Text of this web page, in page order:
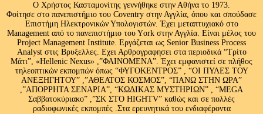
Ο Χρήστος Κασταμονίτης γεννήθηκε στην Αθήνα το 1973.
Φοίτησε στο πανεπιστήμιο του Coventry στην Αγγλία, όπου και σπούδασε
Επιστήμη Ηλεκτρονικών Υπολογιστών. Έχει μεταπτυχιακό στο
Management από το πανεπιστήμιο του Υork στην Αγγλία. Είναι μέλος του
Project Management Institute. Εργάζεται ως Senior Business Process
Analyst στις Βρυξελλες. Εχει Αρθρογραφησει στα περιοδικά “Τρίτο
Μάτι”, «Hellenic Nexus» ,”ΦΑΙΝΟΜΕΝΑ”. Έχει εμφανιστεί σε πλήθος
τηλεοπτικών εκπομπών όπως “ΦΥΓΟΚΕΝΤΡΟΣ” , “ΟΙ ΠΥΛΕΣ ΤΟΥ
ΑΝΕΞΗΓΗΤΟΥ” ,”ΑΘΕΑΤΟΣ ΚΟΣΜΟΣ”, “ΠΑΝΩ ΣΤΗΝ ΩΡΑ”
,”ΑΠΟΡΡΗΤΑ ΣΕΝΑΡΙΑ”, “ΚΩΔΙΚΑΣ ΜΥΣΤΗΡΙΩΝ” , “MEGA
Σαββατοκύριακο” ,”ΣΚ ΣΤΟ HIGHTV” καθώς και σε πολλές
ραδιοφωνικές εκπομπές .Στα ερευνητικά του ενδιαφέροντα